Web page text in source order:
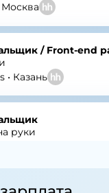
/ Front-end
• Казань
руки